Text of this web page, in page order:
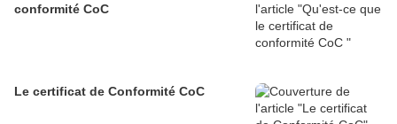
conformité CoC
Le certificat de Conformité CoC